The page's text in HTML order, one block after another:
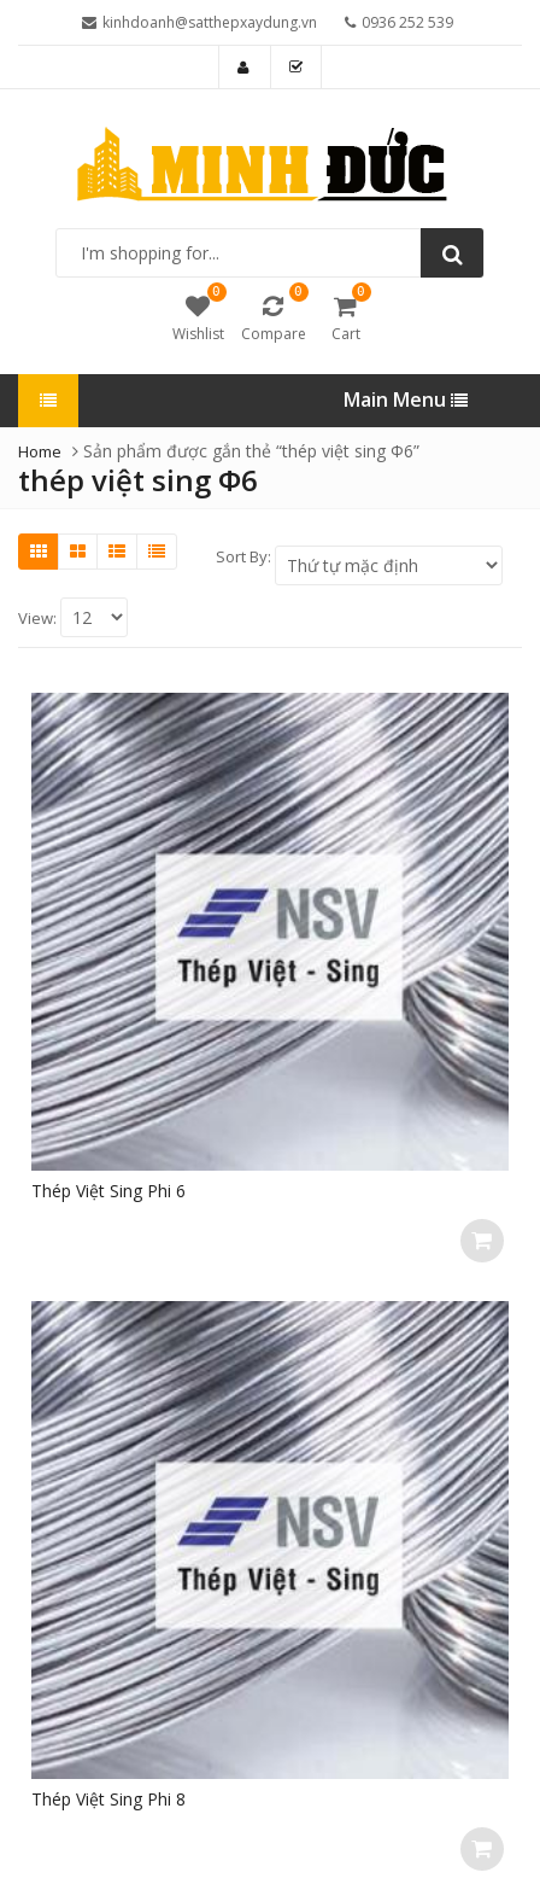
kinhdoanh@satthepxaydung.vn 0936 252 539
shopping
0
Wishlist
0
Compare
0
Cart
Main Menu
Home Sản phẩm được gắn thẻ “thép việt sing Ф6”
thép việt sing Ф6
Sort By:
View:
Thép Việt Sing Phi 6
Thép Việt Sing Phi 8